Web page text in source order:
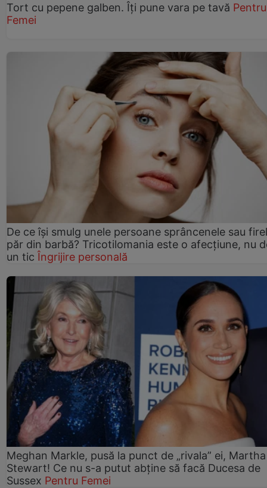
Tort cu pepene galben. Îți pune vara pe tavă Pentru
Femei
De ce își smulg unele persoane sprâncenele sau
păr din barbă? Tricotilomania este o afecțiune, nu
un tic Îngrijire personală
Meghan Markle, pusă la punct de „rivala” ei, Martha
Stewart! Ce nu s-a putut abține să facă Ducesa de
Sussex Pentru Femei